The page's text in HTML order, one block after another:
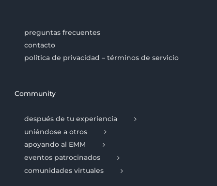
preguntas frecuentes
contacto
política de privacidad – términos de servicio
Community
después de tu experiencia
uniéndose a otros
apoyando al EMM
eventos patrocinados
comunidades virtuales